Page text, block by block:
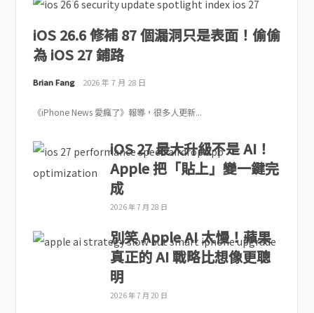
iOS 26.6 修補 87 個漏洞只是表面！偷偷
為 iOS 27 鋪路
Brian Fang 2026 年 7 月 28 日
《iPhone News 愛瘋了》報導，很多人更新...
iOS 27 最大升級不是 AI！
Apple 把「貼上」變一鍵完
成
2026 年 7 月 28 日
別笑 Apple AI 太慢！蘋果
真正的 AI 戰略比想像更聰
明
2026 年 7 月 20 日